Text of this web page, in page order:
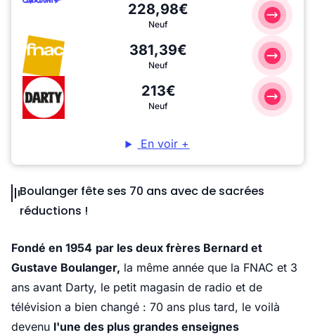
228,98€
Neuf
381,39€
Neuf
213€
Neuf
En voir +
Boulanger fête ses 70 ans avec de sacrées
réductions !
Fondé en 1954 par les deux frères Bernard et
Gustave Boulanger, la même année que la FNAC et 3
ans avant Darty, le petit magasin de radio et de
télévision a bien changé : 70 ans plus tard, le voilà
devenu l'une des plus grandes enseignes